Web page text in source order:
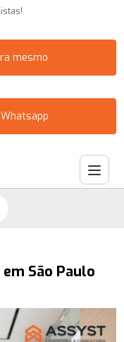
mesmo
EM SÃO PAULO
São Paulo